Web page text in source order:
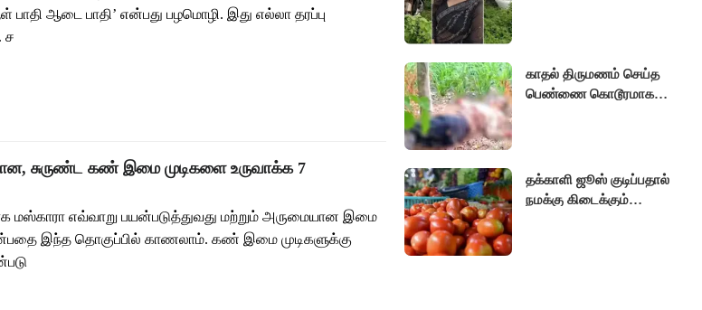
ஆடை பாதி’ என்பது பழமொழி. இது எல்லா தரப்பு
ச
சுருண்ட கண் இமை முடிகளை உருவாக்க 7
மஸ்காரா எவ்வாறு பயன்படுத்துவது மற்றும் அருமையான இமை
இந்த தொகுப்பில் காணலாம். கண் இமை முடிகளுக்கு
காதல் திருமணம் செய்த
பெண்ணை கொடூரமாக
தக்காளி ஜூஸ் குடிப்பதால்
நமக்கு கிடைக்கும்